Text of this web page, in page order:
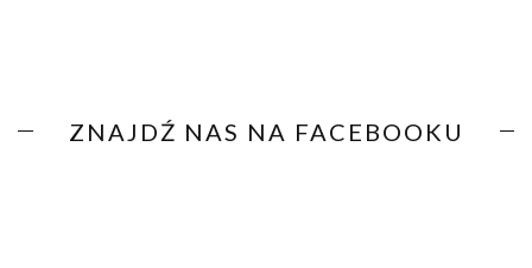
ZNAJDŹ NAS NA FACEBOOKU